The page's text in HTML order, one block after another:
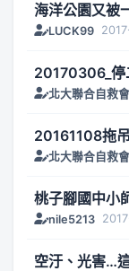
海洋公園又被
LUCK99
20170306_停
北大聯合自救會
20161108拖
北大聯合自救會
桃子腳國中小
nile5213
空汙、光害…